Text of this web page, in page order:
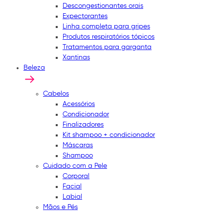
Descongestionantes orais
Expectorantes
Linha completa para gripes
Produtos respiratórios tópicos
Tratamentos para garganta
Xantinas
Beleza
Cabelos
Acessórios
Condicionador
Finalizadores
Kit shampoo + condicionador
Máscaras
Shampoo
Cuidado com a Pele
Corporal
Facial
Labial
Mãos e Pés